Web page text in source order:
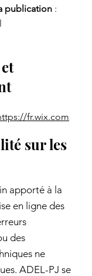
publication :
fr.wix.com
sur les
apporté à la
en ligne des
des
ne
ADEL-PJ se